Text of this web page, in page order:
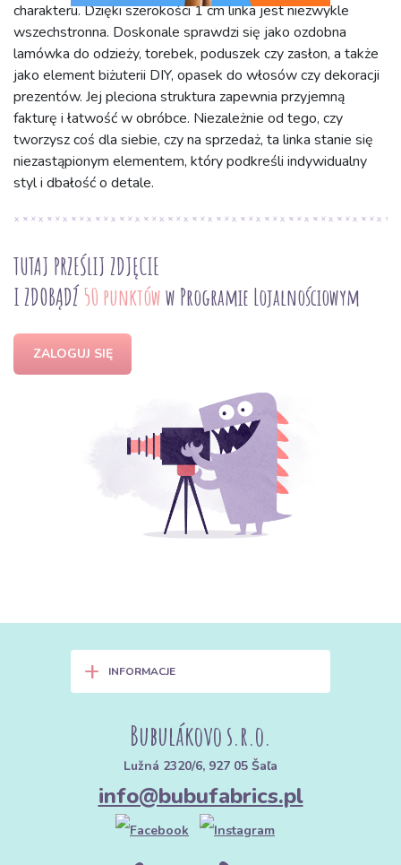
charakteru. Dzięki szerokości 1 cm linka jest niezwykle
wszechstronna. Doskonale sprawdzi się jako ozdobna
lamówka do odzieży, torebek, poduszek czy zasłon, a także
jako element biżuterii DIY, opasek do włosów czy dekoracji
prezentów. Jej pleciona struktura zapewnia przyjemną
fakturę i łatwość w obróbce. Niezależnie od tego, czy
tworzysz coś dla siebie, czy na sprzedaż, ta linka stanie się
niezastąpionym elementem, który podkreśli indywidualny
styl i dbałość o detale.
TUTAJ PRZEŚLIJ ZDJĘCIE
I ZDOBĄDŹ 50 punktóww Programie Lojalnościowym
ZALOGUJ SIĘ
+ INFORMACJE
Bubulákovo s.r.o.
Lužná 2320/6, 927 05 Šaľa
info@bubufabrics.pl